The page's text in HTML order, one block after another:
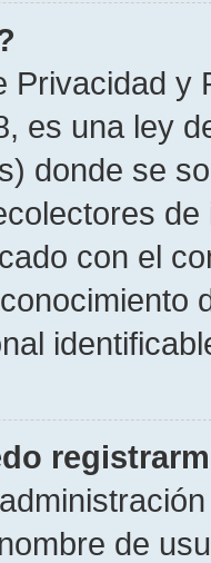
Privacidad
es una ley
donde se
con el
de